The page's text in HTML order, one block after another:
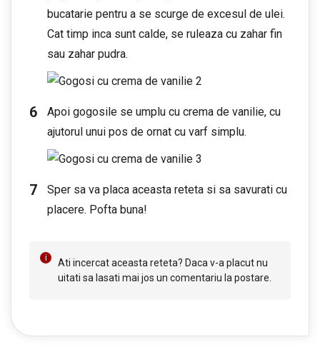
bucatarie pentru a se scurge de excesul de ulei.
Cat timp inca sunt calde, se ruleaza cu zahar fin
sau zahar pudra.
Apoi gogosile se umplu cu crema de vanilie, cu
ajutorul unui pos de ornat cu varf simplu.
Sper sa va placa aceasta reteta si sa savurati cu
placere. Pofta buna!
Ati incercat aceasta reteta? Daca v-a placut nu
uitati sa lasati mai jos un comentariu la postare.